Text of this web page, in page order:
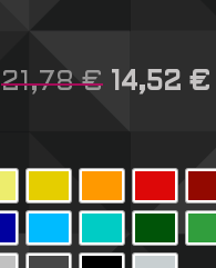
21,78€ 14,52 €